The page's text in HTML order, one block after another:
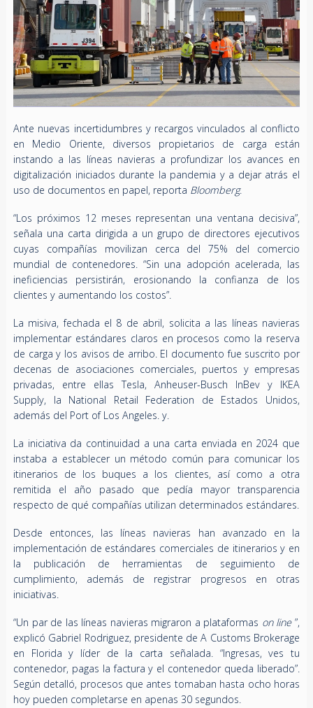
Ante nuevas incertidumbres y recargos vinculados al conflicto
en Medio Oriente, diversos propietarios de carga están
instando a las líneas navieras a profundizar los avances en
digitalización iniciados durante la pandemia y a dejar atrás el
uso de documentos en papel, reporta Bloomberg.
“Los próximos 12 meses representan una ventana decisiva”,
señala una carta dirigida a un grupo de directores ejecutivos
cuyas compañías movilizan cerca del 75% del comercio
mundial de contenedores. “Sin una adopción acelerada, las
ineficiencias persistirán, erosionando la confianza de los
clientes y aumentando los costos”.
La misiva, fechada el 8 de abril, solicita a las líneas navieras
implementar estándares claros en procesos como la reserva
de carga y los avisos de arribo. El documento fue suscrito por
decenas de asociaciones comerciales, puertos y empresas
privadas, entre ellas Tesla, Anheuser-Busch InBev y IKEA
Supply, la National Retail Federation de Estados Unidos,
además del Port of Los Angeles. y.
La iniciativa da continuidad a una carta enviada en 2024 que
instaba a establecer un método común para comunicar los
itinerarios de los buques a los clientes, así como a otra
remitida el año pasado que pedía mayor transparencia
respecto de qué compañías utilizan determinados estándares.
Desde entonces, las líneas navieras han avanzado en la
implementación de estándares comerciales de itinerarios y en
la publicación de herramientas de seguimiento de
cumplimiento, además de registrar progresos en otras
iniciativas.
“Un par de las líneas navieras migraron a plataformas on line”,
explicó Gabriel Rodriguez, presidente de A Customs Brokerage
en Florida y líder de la carta señalada. “Ingresas, ves tu
contenedor, pagas la factura y el contenedor queda liberado”.
Según detalló, procesos que antes tomaban hasta ocho horas
hoy pueden completarse en apenas 30 segundos.